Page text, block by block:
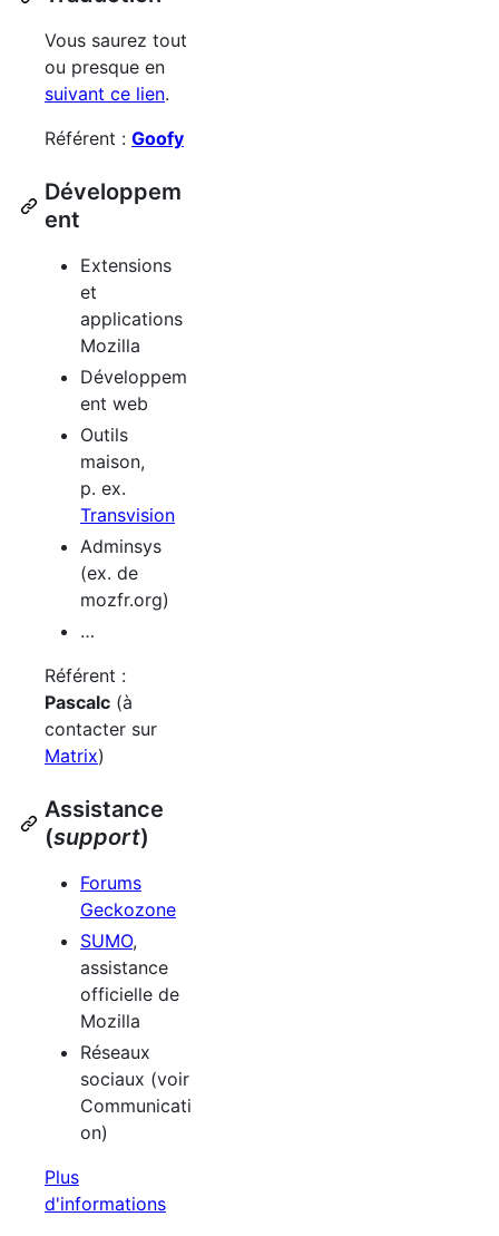
Vous saurez tout
ou presque en
suivant ce lien.
Référent : Goofy
Développem
ent
Extensions
et
applications
Mozilla
Développem
ent web
Outils
maison,
p. ex.
Transvision
Adminsys
(ex. de
mozfr.org)
…
Référent :
Pascalc (à
contacter sur
Matrix)
Assistance
(support)
Forums
Geckozone
SUMO,
assistance
officielle de
Mozilla
Réseaux
sociaux (voir
Communicati
on)
Plus
d'informations